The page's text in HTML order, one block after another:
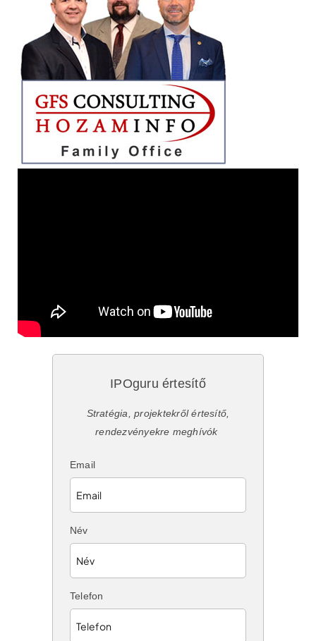
IPOguru értesítő
Stratégia, projektekről értesítő,
rendezvényekre meghívók
Email
Név
Telefon